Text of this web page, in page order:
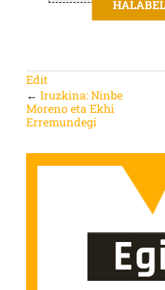
Edit
← Iruzkina: Ninbe
Moreno eta Ekhi
Erremundegi